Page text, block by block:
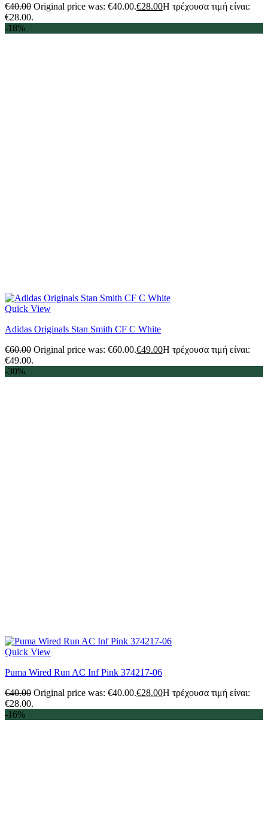
€40.00 Original price was: €40.00.€28.00Η τρέχουσα τιμή είναι:
€28.00.
-18%
Quick View
Adidas Originals Stan Smith CF C White
€60.00 Original price was: €60.00.€49.00Η τρέχουσα τιμή είναι:
€49.00.
-30%
Quick View
Puma Wired Run AC Inf Pink 374217-06
€40.00 Original price was: €40.00.€28.00Η τρέχουσα τιμή είναι:
€28.00.
-16%